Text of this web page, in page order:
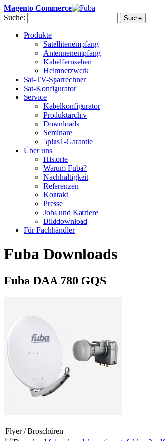
Magento Commerce
Suche:
Suche
Produkte
Satellitenempfang
Antennenempfang
Kabelfernsehen
Heimnetzwerk
Sat-TV-Sparrechner
Sat-Konfigurator
Service
Kabelkonfigurator
Produktarchiv
Downloads
Seminare
5plus1-Garantie
Über uns
Historie
Warum Fuba?
Nachhaltigkeit
Referenzen
Kontakt
Presse
Jobs und Karriere
Bilddownload
Für Fachhändler
Fuba Downloads
Fuba DAA 780 GQS
Flyer / Broschüren